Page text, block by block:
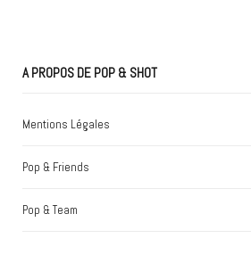
A PROPOS DE POP & SHOT
Mentions Légales
Pop & Friends
Pop & Team